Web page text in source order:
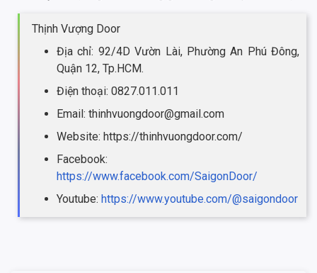
Thịnh Vượng Door
Địa chỉ: 92/4D Vườn Lài, Phường An Phú Đông,
Quận 12, Tp.HCM.
Điện thoại: 0827.011.011
Email: thinhvuongdoor@gmail.com
Website: https://thinhvuongdoor.com/
Facebook:
https://www.facebook.com/SaigonDoor/
Youtube: https://www.youtube.com/@saigondoor